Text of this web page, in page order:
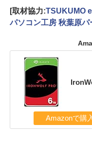
[取材協力:TSUKUMO
パソコン工房 秋葉原パ
Amazonで購